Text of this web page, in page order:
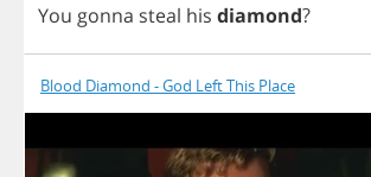
You gonna steal his diamond?
Blood Diamond - God Left This Place